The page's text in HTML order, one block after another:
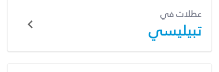
عطلات في
تبيليسي